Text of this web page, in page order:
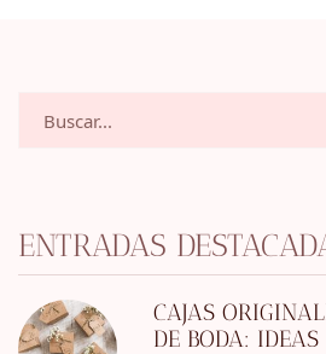
ENTRADAS
CAJAS
DE BODA: